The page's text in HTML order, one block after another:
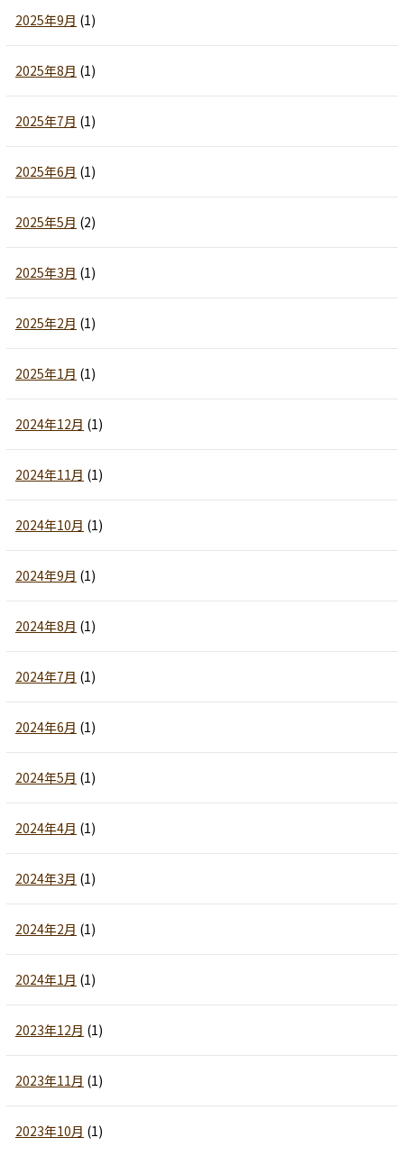
2025年9月 (1)
2025年8月 (1)
2025年7月 (1)
2025年6月 (1)
2025年5月 (2)
2025年3月 (1)
2025年2月 (1)
2025年1月 (1)
2024年12月 (1)
2024年11月 (1)
2024年10月 (1)
2024年9月 (1)
2024年8月 (1)
2024年7月 (1)
2024年6月 (1)
2024年5月 (1)
2024年4月 (1)
2024年3月 (1)
2024年2月 (1)
2024年1月 (1)
2023年12月 (1)
2023年11月 (1)
2023年10月 (1)